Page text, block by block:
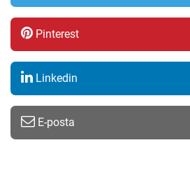
Pinterest
Linkedin
E-posta